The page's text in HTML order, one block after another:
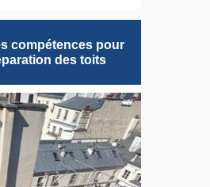
compétences pour
des toits